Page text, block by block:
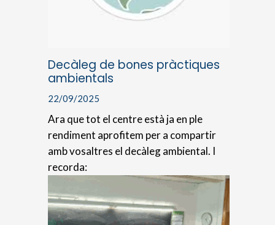
Decàleg de bones pràctiques
ambientals
22/09/2025
Ara que tot el centre està ja en ple
rendiment aprofitem per a compartir
amb vosaltres el decàleg ambiental. I
recorda: